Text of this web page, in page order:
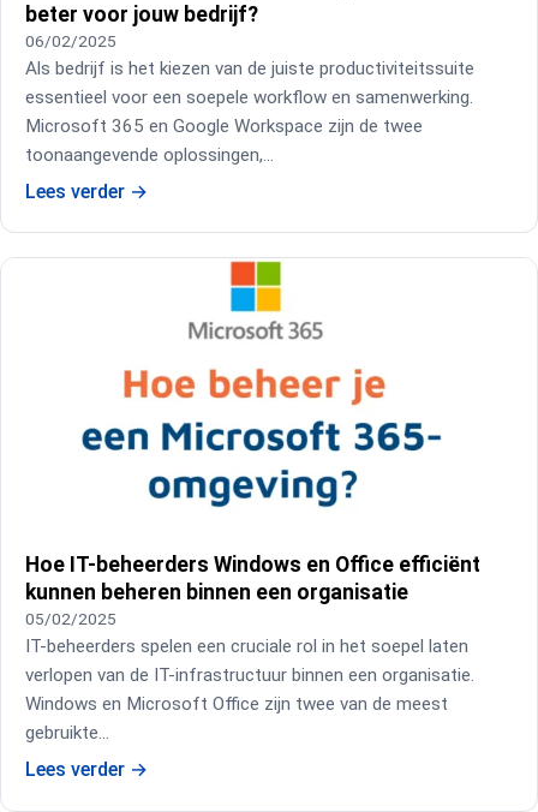
beter voor jouw bedrijf?
06/02/2025
Als bedrijf is het kiezen van de juiste productiviteitssuite
essentieel voor een soepele workflow en samenwerking.
Microsoft 365 en Google Workspace zijn de twee
toonaangevende oplossingen,…
Lees verder →
Hoe IT-beheerders Windows en Office efficiënt
kunnen beheren binnen een organisatie
05/02/2025
IT-beheerders spelen een cruciale rol in het soepel laten
verlopen van de IT-infrastructuur binnen een organisatie.
Windows en Microsoft Office zijn twee van de meest
gebruikte…
Lees verder →